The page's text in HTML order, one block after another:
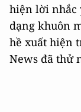
hiện lời nhắc
dạng khuôn
hề xuất hiện
News đã thử